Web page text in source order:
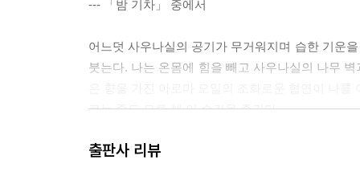
--- 「밤 기차」 중에서
어느덧 사우나실의 공기가 무거워지며 습한 기운
붓는다. 나는 온몸에 힘을 빼고 사우나실의 나무
르는 줄도 모른 채 이 순간을 즐긴다.
를 준비한다.
출판사 리뷰